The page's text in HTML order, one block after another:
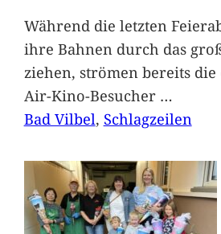
Während die letzten
ihre Bahnen durch das
ziehen, strömen bereits die
Air-Kino-Besucher …
Bad Vilbel, Schlagzeilen